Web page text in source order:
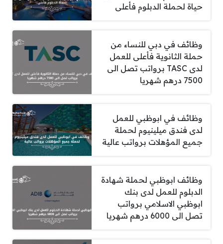
حياة لحملة الدبلوم فأعلى
وظائف في دبي للنساء من
حملة الثانوية فأعلى للعمل
لدى TASC برواتب تصل الى
7500 درهم شهريا
وظائف في ابوظبي للعمل
لدى فندق ميلينيوم لحملة
جميع المؤهلات برواتب عالية
وظائف ابوظبي لحملة شهادة
الدبلوم للعمل لدى بنك
ابوظبي الاسلامي برواتب
تصل الى 6000 درهم شهريا